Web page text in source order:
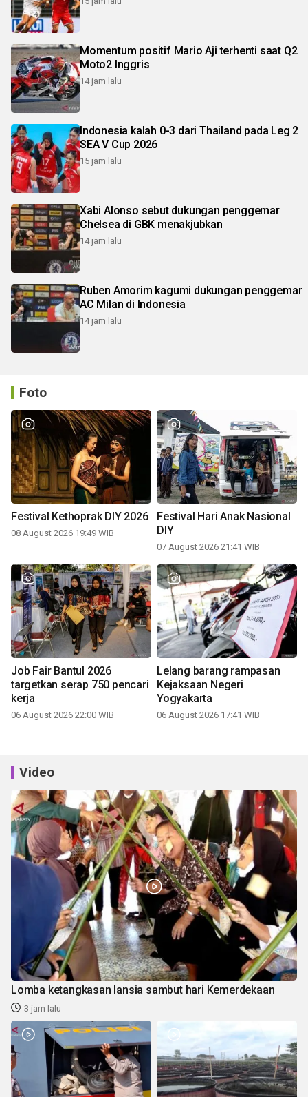
Momentum positif Mario Aji terhenti saat Q2
Moto2 Inggris
14 jam lalu
Indonesia kalah 0-3 dari Thailand pada Leg 2
SEA V Cup 2026
15 jam lalu
Xabi Alonso sebut dukungan penggemar
Chelsea di GBK menakjubkan
14 jam lalu
Ruben Amorim kagumi dukungan penggemar
AC Milan di Indonesia
14 jam lalu
Foto
Festival Kethoprak DIY 2026
08 August 2026 19:49 WIB
Festival Hari Anak Nasional
DIY
07 August 2026 21:41 WIB
Job Fair Bantul 2026
targetkan serap 750 pencari
kerja
06 August 2026 22:00 WIB
Lelang barang rampasan
Kejaksaan Negeri
Yogyakarta
06 August 2026 17:41 WIB
Video
Lomba ketangkasan lansia sambut hari Kemerdekaan
3 jam lalu